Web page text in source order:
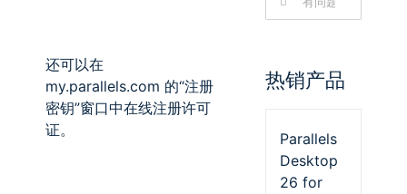
还可以在
my.parallels.com 的“注册
密钥”窗口中在线注册许可
证。
索：
热销产品
Parallels
Desktop
26 for